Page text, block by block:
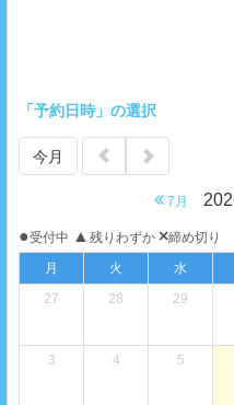
「予約日時」の選択
今月
7月
●受付中 ▲ 残りわずか ×締め切り
月
火 水
27
28 29
3 4 5